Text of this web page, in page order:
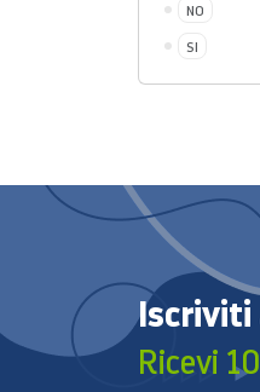
NO
SI
Iscriviti
Ricevi